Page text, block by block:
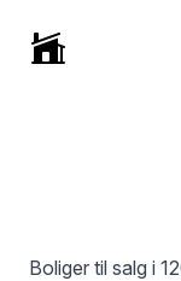
Selvmægler
Boliger til salg i